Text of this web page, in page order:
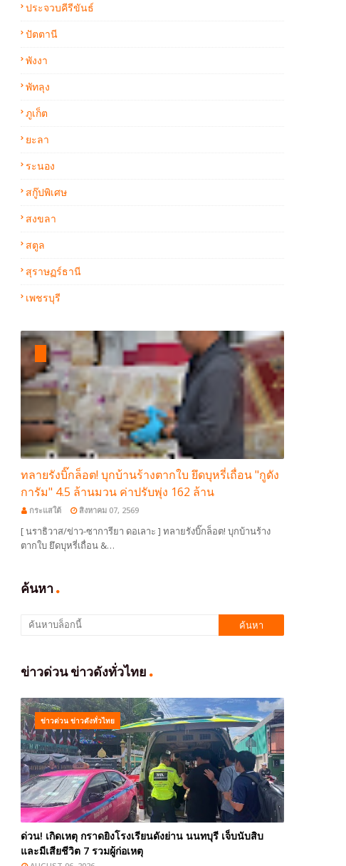
ประจวบคีรีขันธ์
ปัตตานี
พังงา
พัทลุง
ภูเก็ต
ยะลา
ระนอง
สกู๊ปพิเศษ
สงขลา
สตูล
สุราษฏร์ธานี
เพชรบุรี
ทลายรังบิ๊กล็อต! บุกบ้านร้างตากใบ ยึดบุหรี่เถื่อน "กูดัง
การัม" 4.5 ล้านมวน ค่าปรับพุ่ง 162 ล้าน
กระแสใต้ สิงหาคม 07, 2569
[ นราธิวาส/ข่าว-ซาการียา ดอเลาะ ] ทลายรังบิ๊กล็อต! บุกบ้านร้าง
ตากใบ ยึดบุหรี่เถื่อน &…
ค้นหา
ข่าวด่วน ข่าวดังทั่วไทย
ข่าวด่วน ข่าวดังทั่วไทย
ด่วน! เกิดเหตุ กราดยิงโรงเรียนดังย่าน นนทบุรี เจ็บนับสิบ
และมีเสียชีวิต 7 รวมผู้ก่อเหตุ